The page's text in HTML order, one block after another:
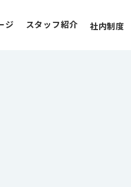
ジ スタッフ紹介 社内制度